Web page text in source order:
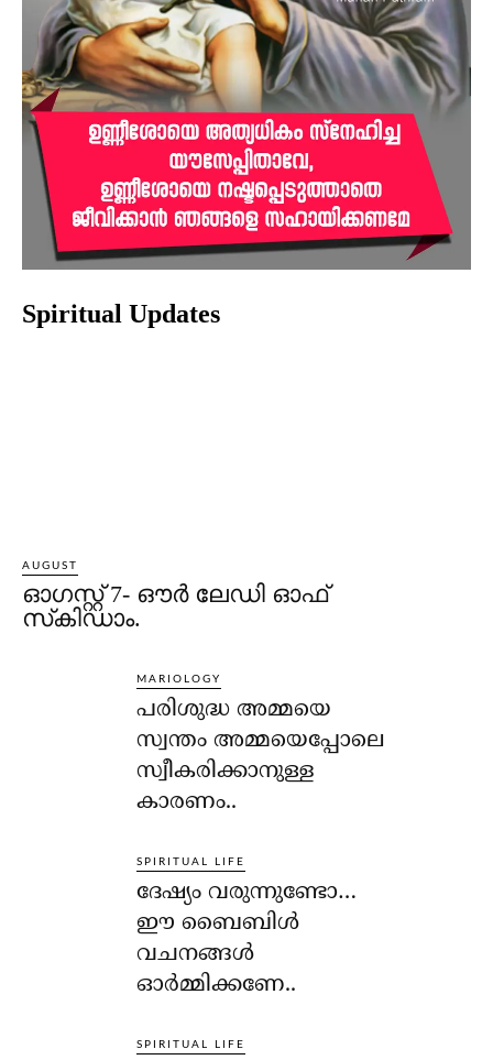
Spiritual Updates
AUGUST
ഓഗസ്റ്റ് 7- ഔര്‍ ലേഡി ഓഫ്
സ്‌കിഡാം.
MARIOLOGY
പരിശുദ്ധ അമ്മയെ
സ്വന്തം അമ്മയെപ്പോലെ
സ്വീകരിക്കാനുള്ള
കാരണം..
SPIRITUAL LIFE
ദേഷ്യം വരുന്നുണ്ടോ…
ഈ ബൈബിള്‍
വചനങ്ങള്‍
ഓര്‍മ്മിക്കണേ..
SPIRITUAL LIFE